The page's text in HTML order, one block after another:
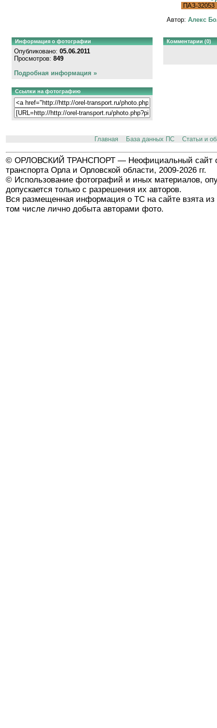
ПАЗ-32053
Автор: Алекс
Информация о фотографии
Опубликовано: 05.06.2011
Просмотров: 849
Подробная информация »
Ссылки на фотографию
Комментарии (0)
Главная База данных ПС Статьи и
© ОРЛОВСКИЙ ТРАНСПОРТ — Неофициальный сайт
транспорта Орла и Орловской области, 2009-2026 гг.
© Использование фотографий и иных материалов,
допускается только с разрешения их авторов.
Вся размещенная информация о ТС на сайте взята из
том числе лично добыта авторами фото.